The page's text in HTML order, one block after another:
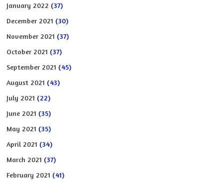
January 2022 (37)
December 2021 (30)
November 2021 (37)
October 2021 (37)
September 2021 (45)
August 2021 (43)
July 2021 (22)
June 2021 (35)
May 2021 (35)
April 2021 (34)
March 2021 (37)
February 2021 (41)